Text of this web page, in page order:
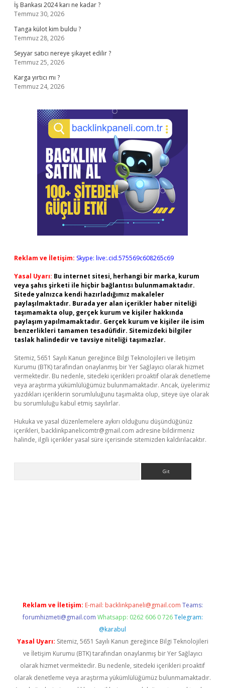
İş Bankası 2024 karı ne kadar ?
Temmuz 30, 2026
Tanga külot kim buldu ?
Temmuz 28, 2026
Seyyar satıcı nereye şikayet edilir ?
Temmuz 25, 2026
Karga yırtıcı mı ?
Temmuz 24, 2026
Reklam ve İletişim: Skype: live:.cid.575569c608265c69
Yasal Uyarı: Bu internet sitesi, herhangi bir marka, kurum
veya şahıs şirketi ile hiçbir bağlantısı bulunmamaktadır.
Sitede yalnızca kendi hazırladığımız makaleler
paylaşılmaktadır. Burada yer alan içerikler haber niteliği
taşımamakta olup, gerçek kurum ve kişiler hakkında
paylaşım yapılmamaktadır. Gerçek kurum ve kişiler ile isim
benzerlikleri tamamen tesadüfidir. Sitemizdeki bilgiler
taslak halindedir ve tavsiye niteliği taşımazlar.
Sitemiz, 5651 Sayılı Kanun gereğince Bilgi Teknolojileri ve İletişim
Kurumu (BTK) tarafından onaylanmış bir Yer Sağlayıcı olarak hizmet
vermektedir. Bu nedenle, sitedeki içerikleri proaktif olarak denetleme
veya araştırma yükümlülüğümüz bulunmamaktadır. Ancak, üyelerimiz
yazdıkları içeriklerin sorumluluğunu taşımakta olup, siteye üye olarak
bu sorumluluğu kabul etmiş sayılırlar.
Hukuka ve yasal düzenlemelere aykırı olduğunu düşündüğünüz
içerikleri, backlinkpanelicomtr@gmail.com adresine bildirmeniz
halinde, ilgili içerikler yasal süre içerisinde sitemizden kaldırılacaktır.
Reklam ve İletişim: E-mail: backlinkpaneli@gmail.com Teams:
forumhizmeti@gmail.com Whatsapp: 0262 606 0 726 Telegram:
@karabul
Yasal Uyarı: Sitemiz, 5651 Sayılı Kanun gereğince Bilgi Teknolojileri
ve İletişim Kurumu (BTK) tarafından onaylanmış bir Yer Sağlayıcı
olarak hizmet vermektedir. Bu nedenle, sitedeki içerikleri proaktif
olarak denetleme veya araştırma yükümlülüğümüz bulunmamaktadır.